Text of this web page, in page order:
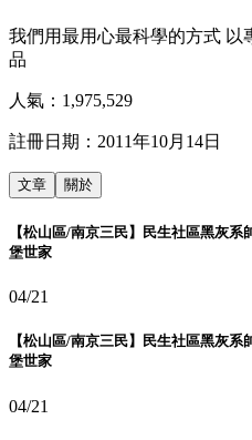
我們用最用心最科學的方式 以
品
人氣： 1,975,529
註冊日期： 2011年10月14日
文章 關於
【松山區/南京三民】民生社區黑灰
堡世家
04/21
【松山區/南京三民】民生社區黑灰
堡世家
04/21